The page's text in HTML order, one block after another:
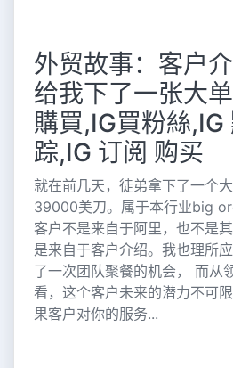
外贸故事：客户介
给我下了一张大
購買,IG買粉絲,IG
踪,IG 订阅 购买
就在前几天，徒弟拿下了一个
39000美刀。属于本行业big
客户不是来自于阿里，也不是
是来自于客户介绍。我也理所
了一次团队聚餐的机会， 而从
看，这个客户未来的潜力不可
果客户对你的服务...